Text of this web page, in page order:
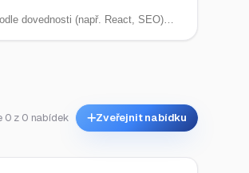
0 z 0 nabídek Zveřejnit nabídku